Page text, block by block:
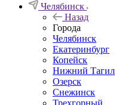
Челябинск
Назад
Города
Челябинск
Екатеринбург
Копейск
Нижний Тагил
Озерск
Снежинск
Трехгорный